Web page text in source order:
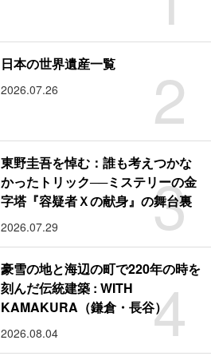
2
日本の世界遺産一覧
2026.07.26
3
東野圭吾を悼む：誰も考えつかな
かったトリック──ミステリーの金
字塔『容疑者Ｘの献身』の舞台裏
2026.07.29
4
豪雪の地と海辺の町で220年の時を
刻んだ伝統建築 : WITH
KAMAKURA（鎌倉・長谷）
2026.08.04